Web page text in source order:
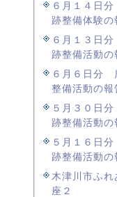
６月１４日
跡整備体験の
６月１３日
跡整備活動の
６月６日分
整備活動の報
５月３０日
跡整備活動の
５月１６日
跡整備活動の
木津川市ふれ
座２